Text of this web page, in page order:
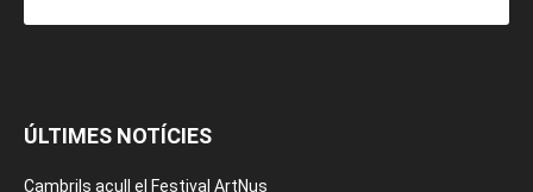
ÚLTIMES NOTÍCIES
Cambrils acull el Festival ArtNus